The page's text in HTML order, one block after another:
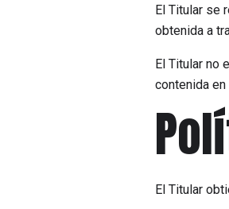
El Titular se
obtenida a
El Titular no
contenida
El Titular